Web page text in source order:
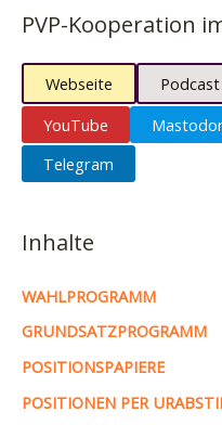
PVP-Kooperation
Webseite Podcast
YouTube
Telegram
Inhalte
WAHLPROGRAMM
GRUNDSATZPROGRAMM
POSITIONSPAPIERE
POSITIONEN PER